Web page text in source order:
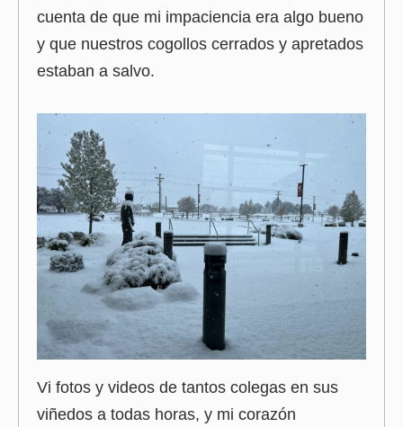
cuenta de que mi impaciencia era algo bueno
y que nuestros cogollos cerrados y apretados
estaban a salvo.
Vi fotos y videos de tantos colegas en sus
viñedos a todas horas, y mi corazón